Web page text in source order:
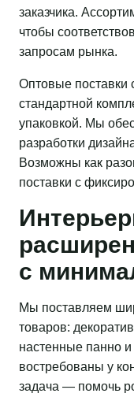
заказчика.
чтобы
запросам рынка.
Оптовые поставки
стандартной
упаковкой. Мы
разработки
Возможны как
поставки с
с
Мы поставляем
товаров:
настенные панно
востребованы у
задача — помочь